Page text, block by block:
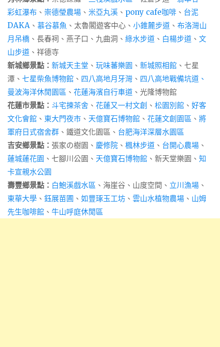
彩虹瀑布 、 崇德瑩農場 、 米亞丸溪 、 pony cafe咖啡 、 台泥
DAKA 、 慕谷慕魚 、太魯閣遊客中心、 小錐麓步道 、 布洛灣山
月吊橋 、長春祠、燕子口、九曲洞、 綠水步道 、 白楊步道 、 文
山步道 、祥德寺
新城鄉景點： 新城天主堂 、 玩味蕃樂園 、 新城照相館 、七星
潭、 七星柴魚博物館 、 四八高地月牙灣 、 四八高地戰備坑道、
曼波海洋休閒園區 、 花蓮海濱自行車道 、光隆博物館
花蓮市景點： 斗宅揀茶舍 、 花蓮又一村文創 、 松園別館 、 好客
文化會館 、 東大門夜市 、 天億寶石博物館 、 花蓮文創園區 、 將
軍府日式宿舍群 、鐵道文化園區、 台肥海洋深層水園區
吉安鄉景點： 張家の樹園、 慶修院 、 楓林步道 、 台開心農場 、
蓮城蓮花園 、七腳川公園、 天億寶石博物館 、新天堂樂園、 知
卡宣親水公園
壽豐鄉景點： 白鮑溪戲水區 、海崖谷、山度空間、 立川漁場 、
東華大學 、 鈺展苗圃 、 如豐琢玉工坊 、 雲山水植物農場 、 山姆
先生咖啡館 、 牛山呼庭休閒區